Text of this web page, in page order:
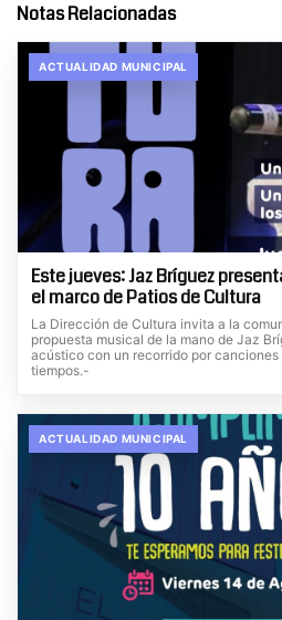
Notas Relacionadas
ACTUALIDAD MUNICIPAL
Este jueves: Jaz Bríguez
el marco de Patios de Cultura
La Dirección de Cultura invita a la
propuesta musical de la mano de Jaz
acústico con un recorrido por
tiempos.-
ACTUALIDAD MUNICIPAL